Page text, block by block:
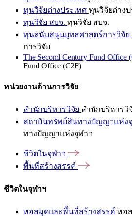
ทุนวิจัยต่างประเทศ ทุนวิจัยต่างป
ทุนวิจัย สบจ. ทุนวิจัย สบจ.
ทุนสนับสนุนยุทธศาสตร์การวิจัย
การวิจัย
The Second Century Fund Office
Fund Office (C2F)
หน่วยงานด้านการวิจัย
สำนักบริหารวิจัย สำนักบริหารวิ
สถาบันทรัพย์สินทางปัญญาแห่ง
ทางปัญญาแห่งจุฬาฯ
ชีวิตในจุฬาฯ
พื้นที่สร้างสรรค์
ชีวิตในจุฬาฯ
หอสมุดและพื้นที่สร้างสรรค์ หอ